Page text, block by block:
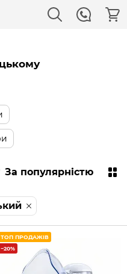
За популярністю
ТОП ПРОДАЖІВ
−20%